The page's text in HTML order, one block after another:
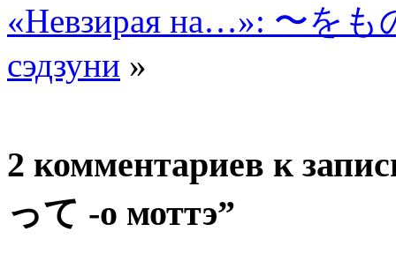
«Невзирая на…»: 〜を
сэдзуни »
2 комментариев к
って -о моттэ”